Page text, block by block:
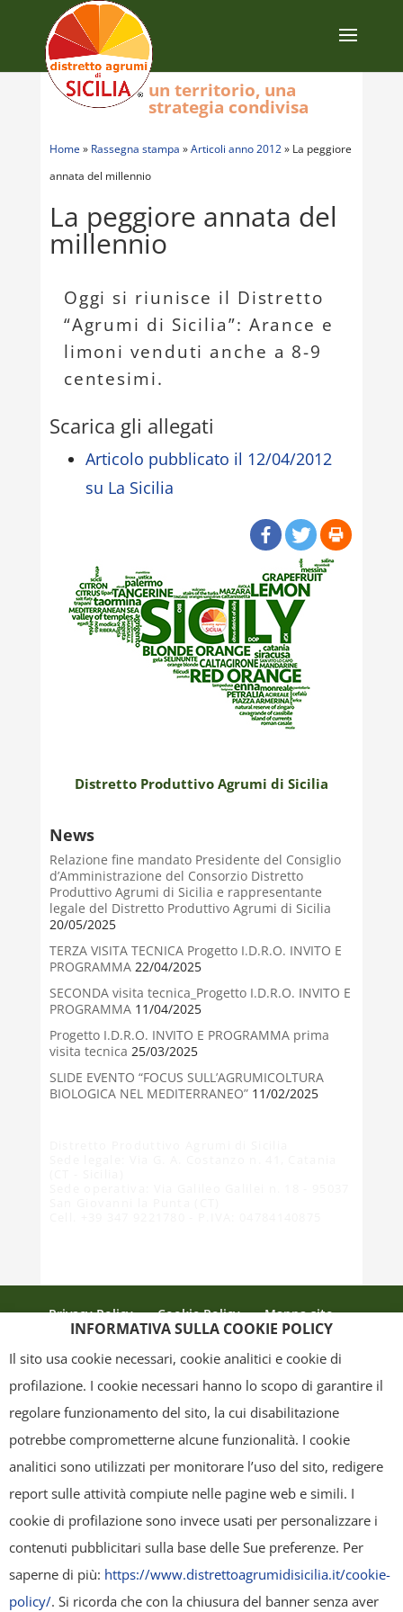
Home » Rassegna stampa »Articoli anno 2012» La peggiore
annata del millennio
La peggiore annata del
millennio
Oggi si riunisce il Distretto
“Agrumi di Sicilia”: Arance e
limoni venduti anche a 8-9
centesimi.
Scarica gli allegati
Articolo pubblicato il 12/04/2012
su La Sicilia
Distretto Produttivo Agrumi di Sicilia
un territorio, una
strategia condivisa
News
Relazione fine mandato Presidente del Consiglio
d’Amministrazione del Consorzio Distretto
Produttivo Agrumi di Sicilia e rappresentante
legale del Distretto Produttivo Agrumi di Sicilia
20/05/2025
TERZA VISITA TECNICA Progetto I.D.R.O. INVITO E
PROGRAMMA22/04/2025
SECONDA visita tecnica_Progetto I.D.R.O. INVITO E
PROGRAMMA11/04/2025
Progetto I.D.R.O. INVITO E PROGRAMMA prima
visita tecnica 25/03/2025
SLIDE EVENTO “FOCUS SULL’AGRUMICOLTURA
BIOLOGICA NEL MEDITERRANEO”11/02/2025
Privacy Policy Cookie Policy
Mappa sito
grafica ed il layout) sono di proprietà del "Distretto Produttivo Agrumi di
Sicilia" e tutelati dal diritto d’autore. È pertanto vietato copiarli,
pubblicarli, riscriverli, commercializzarli, distribuirli, anche soltanto in
parte. Tutti i documenti presenti su questo sito, disponibili gratuitamente
per il download, sono da intendere esclusivamente per uso personale.
Possono essere ridistribuiti, sempre gratuitamente e senza alcun fine
INFORMATIVA SULLA COOKIE POLICY
Il sito usa cookie necessari, cookie analitici e cookie di
profilazione. I cookie necessari hanno lo scopo di garantire il
regolare funzionamento del sito, la cui disabilitazione
potrebbe comprometterne alcune funzionalità. I cookie
analitici sono utilizzati per monitorare l’uso del sito, redigere
report sulle attività compiute nelle pagine web e simili. I
cookie di profilazione sono invece usati per personalizzare i
contenuti pubblicitari sulla base delle Sue preferenze. Per
saperne di più: https://www.distrettoagrumidisicilia.it/cookie-
policy/. Si ricorda che con la chiusura del banner senza aver